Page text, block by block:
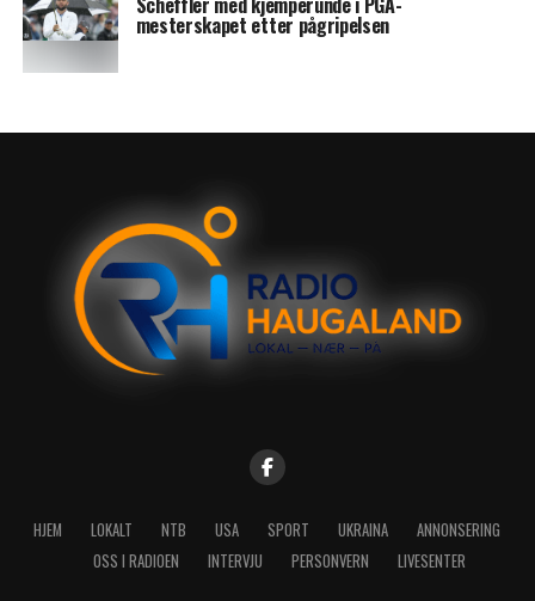
mesterskapet etter pågripelsen
HJEM LOKALT NTB USA SPORT UKRAINA
ANNONSERING
OSS I RADIOEN
INTERVJU PERSONVERN LIVESENTER